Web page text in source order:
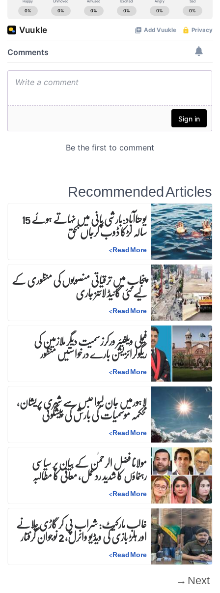
Recommended Articles
یوحناآباد:بارشی پانی میں نہاتے ہوئے 15 سالہ لڑکا ڈوب کرجاں بحق
Read More
>
پنجاب میں ترقیاتی منصوبوں کی منظوری کے
لیے نئی گائیڈ لائنز جاری
Read More
>
فیملی ویلفیئر ورکرز سمیت دیگر ملازمین کی
ریگولرائزیشن بارے درخواستیں منظور
Read More
>
لاہورمیں جان لیوا حبس سے شہری پریشان،
محکمہ موسمیات کی بارش کی پیشگوئی
Read More
>
مولانا فضل الرحمٰن کے بیان پر سیاسی
رہنماؤں کا شدید ردعمل، معافی کا مطالبہ
Read More
>
غالب مارکیٹ: شراب پی کر گاڑی چلانے
اور ہلڑ بازی کی ویڈیو وائرل، 2 نوجوان گرفتار
Read More
>
Next →